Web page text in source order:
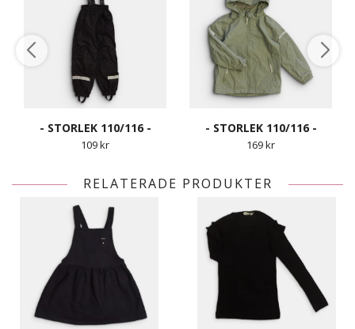
- STORLEK 110/116 -
109 kr
- STORLEK 110/116 -
169 kr
RELATERADE PRODUKTER